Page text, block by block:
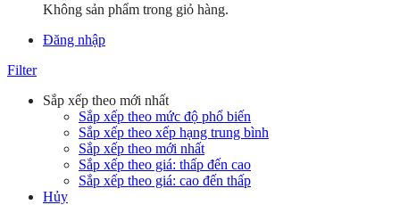
Không sản phẩm trong giỏ hàng.
Đăng nhập
Filter
Sắp xếp theo mới nhất
Sắp xếp theo mức độ phổ biến
Sắp xếp theo xếp hạng trung bình
Sắp xếp theo mới nhất
Sắp xếp theo giá: thấp đến cao
Sắp xếp theo giá: cao đến thấp
Hủy